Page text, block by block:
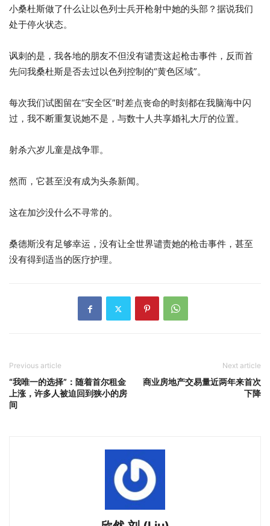
小桑杜斯做了什么让以色列士兵开枪射中她的头部？据说我们
处于停火状态。
讽刺的是，我各地的朋友不但没有谴责这起枪击事件，反而首
先问我桑杜斯是否去过以色列控制的“黄色区域”。
每次我们试图留在“安全区”时差点丧命的时刻都在我脑海中闪
过，我不断重复说她不是，与数十人共享婚礼大厅的位置。
射杀六岁儿童是战争罪。
然而，它甚至没有成为头条新闻。
这在加沙没什么不寻常的。
桑德斯没有足够幸运，没有让全世界谴责她的枪击事件，甚至
没有得到适当的医疗护理。
Previous article
“我唯一的选择”：随着首尔租金
上涨，许多人被迫回到狭小的房
间
Next article
商业房地产交易量近两年来首次
下降